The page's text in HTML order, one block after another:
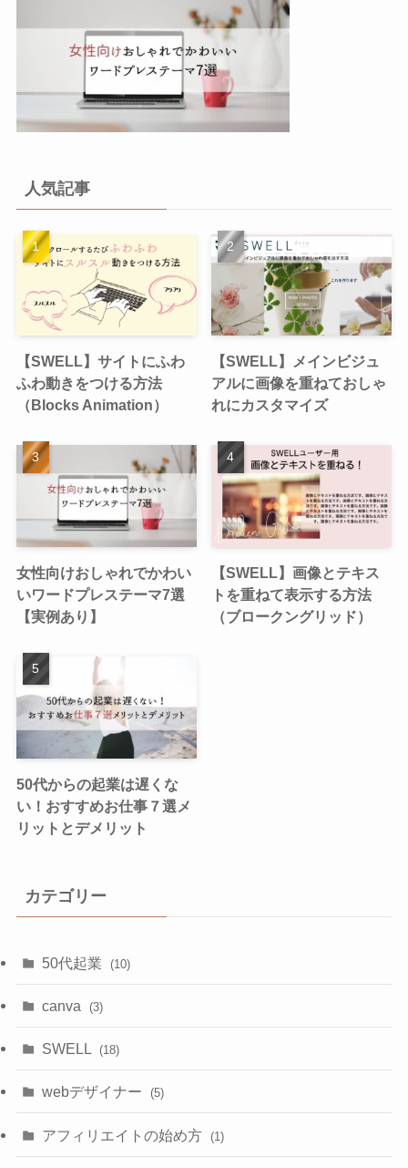
人気記事
【SWELL】サイトにふわ
ふわ動きをつける方法
（Blocks Animation）
【SWELL】メインビジュ
アルに画像を重ねておしゃ
れにカスタマイズ
女性向けおしゃれでかわい
いワードプレステーマ7選
【実例あり】
【SWELL】画像とテキス
トを重ねて表示する方法
（ブロークングリッド）
50代からの起業は遅くな
い！おすすめお仕事７選メ
リットとデメリット
カテゴリー
50代起業 (10)
canva (3)
SWELL (18)
webデザイナー (5)
アフィリエイトの始め方 (1)